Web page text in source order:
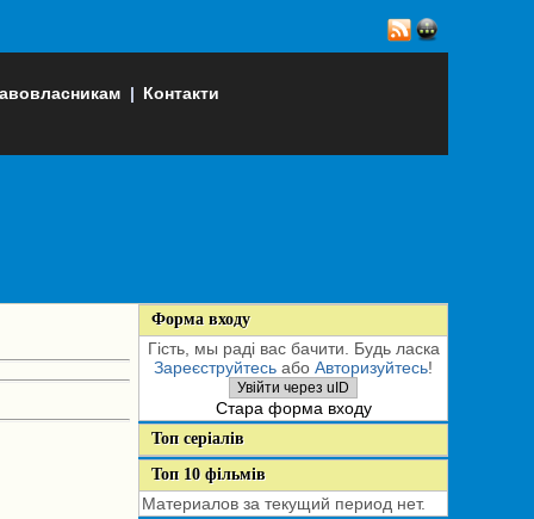
| Контакти
Форма входу
Гість, мы раді вас бачити. Будь ласка
Зареєструйтесь або Авторизуйтесь!
Увійти через uID
Стара форма входу
Топ серіалів
Топ 10 фільмів
Материалов за текущий период нет.